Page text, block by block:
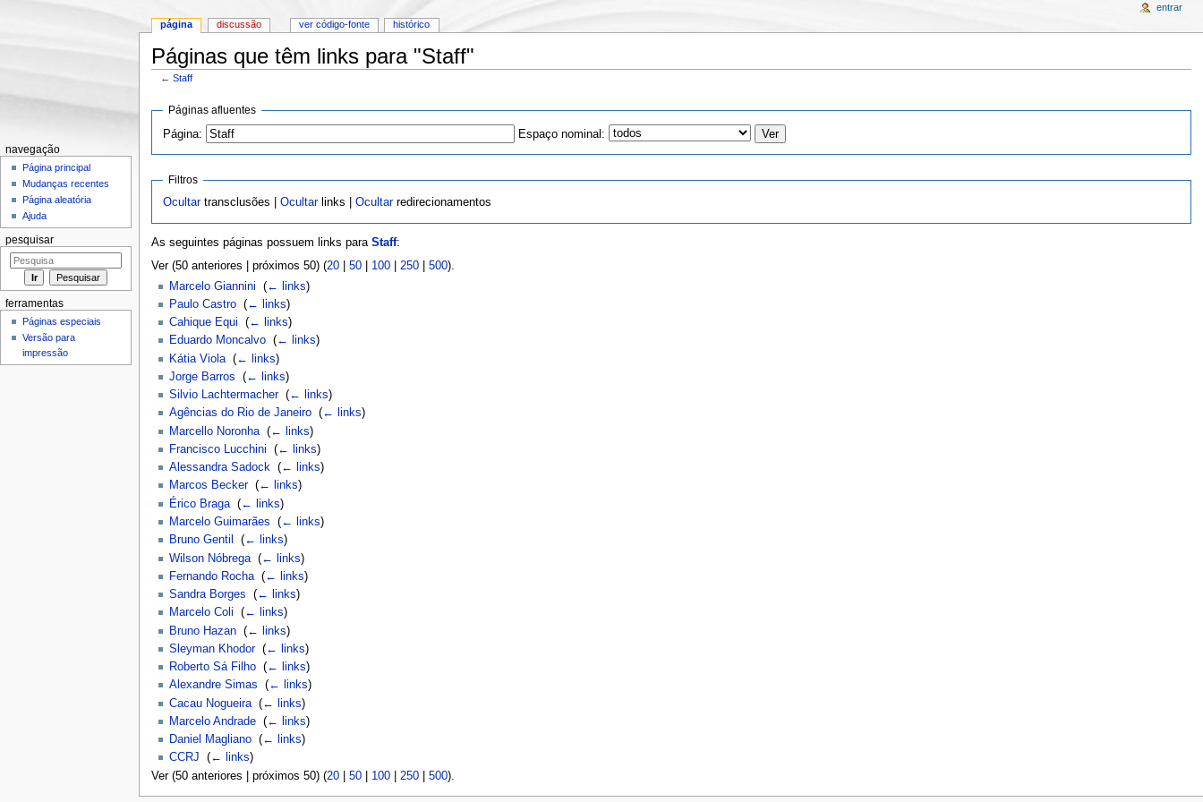
Páginas que têm links para "Staff"
←Staff
Páginas afluentes
Página:
Espaço nominal:
Filtros
Ocultartransclusões |Ocultarlinks |Ocultarredirecionamentos
As seguintes páginas possuem links para Staff:
Ver (50 anteriores | próximos 50) (20| 50| 100| 250| 500).
Marcelo Giannini
(← links)
Paulo Castro‎ (← links)
Cahique Equi
(← links)
Eduardo Moncalvo‎ (← links)
Kátia Viola‎ (← links)
Jorge Barros
(← links)
Silvio Lachtermacher‎ (← links)
Agências do Rio de Janeiro‎ (← links)
Marcello Noronha‎ (← links)
Francisco Lucchini
(← links)
Alessandra Sadock‎ (← links)
Marcos Becker‎ (← links)
Érico Braga‎ (← links)
Marcelo Guimarães
(← links)
Bruno Gentil
(← links)
Wilson Nóbrega‎ (← links)
Fernando Rocha‎ (← links)
Sandra Borges
(← links)
Marcelo Coli
(← links)
Bruno Hazan‎ (← links)
Sleyman Khodor‎ (← links)
Roberto Sá Filho‎ (← links)
Alexandre Simas
(← links)
Cacau Nogueira‎ (← links)
Marcelo Andrade‎ (← links)
Daniel Magliano‎ (← links)
CCRJ
(← links)
Ver (50 anteriores | próximos 50) (20| 50| 100| 250| 500).
página discussão ver código-fonte histórico
entrar
navegação
Página principal
Mudanças recentes
Página aleatória
Ajuda
pesquisar
ferramentas
Páginas especiais
Versão para
impressão